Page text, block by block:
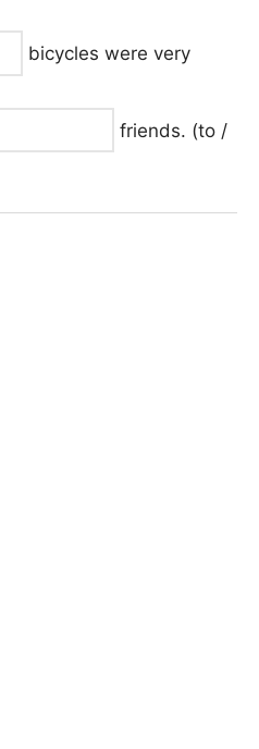
bicycles were very
friends. (to /